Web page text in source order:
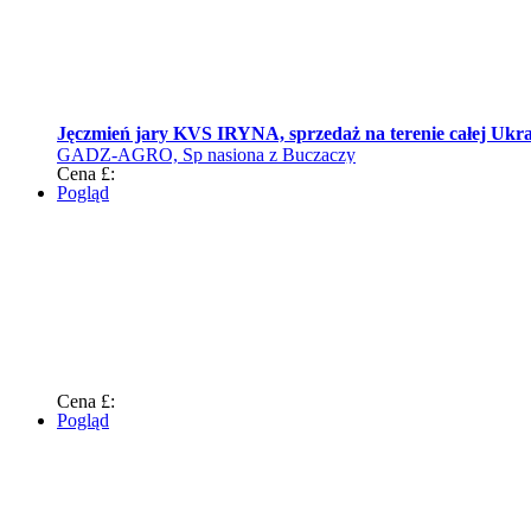
Jęczmień jary KVS IRYNA, sprzedaż na terenie całej
GADZ-AGRO, Sp nasiona z Buczaczy
Cena £:
Pogląd
Cena £:
Pogląd